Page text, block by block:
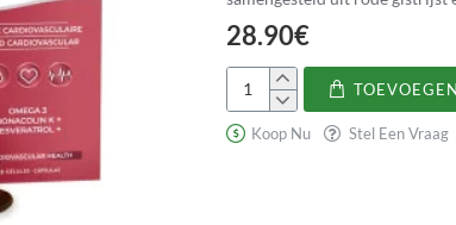
28.90€
G7
Organocol
Koop Nu Stel Een Vraag